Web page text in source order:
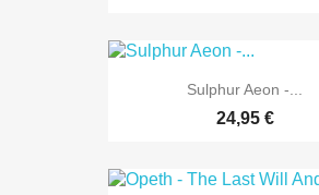
Sulphur Aeon -...
24,95 €